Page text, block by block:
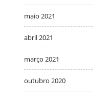
maio 2021
abril 2021
março 2021
outubro 2020